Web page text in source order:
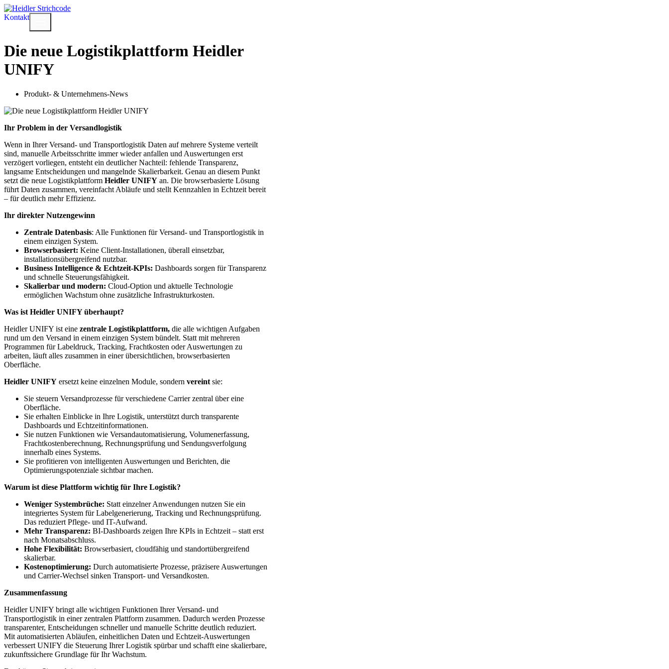
Zum
Inhalt
Kontakt
Die neue Logistikplattform Heidler
UNIFY
Produkt- & Unternehmens-News
Ihr Problem in der Versandlogistik
Wenn in Ihrer Versand- und Transportlogistik Daten auf mehrere Systeme verteilt
sind, manuelle Arbeitsschritte immer wieder anfallen und Auswertungen erst
verzögert vorliegen, entsteht ein deutlicher Nachteil: fehlende Transparenz,
langsame Entscheidungen und mangelnde Skalierbarkeit. Genau an diesem Punkt
setzt die neue Logistikplattform Heidler UNIFY an. Die browserbasierte Lösung
führt Daten zusammen, vereinfacht Abläufe und stellt Kennzahlen in Echtzeit bereit
– für deutlich mehr Effizienz.
Ihr direkter Nutzengewinn
Zentrale Datenbasis: Alle Funktionen für Versand- und Transportlogistik in
einem einzigen System.
Browserbasiert: Keine Client-Installationen, überall einsetzbar,
installationsübergreifend nutzbar.
Business Intelligence & Echtzeit-KPIs: Dashboards sorgen für Transparenz
und schnelle Steuerungsfähigkeit.
Skalierbar und modern: Cloud-Option und aktuelle Technologie
ermöglichen Wachstum ohne zusätzliche Infrastrukturkosten.
Was ist Heidler UNIFY überhaupt?
Heidler UNIFY ist eine zentrale Logistikplattform, die alle wichtigen Aufgaben
rund um den Versand in einem einzigen System bündelt. Statt mit mehreren
Programmen für Labeldruck, Tracking, Frachtkosten oder Auswertungen zu
arbeiten, läuft alles zusammen in einer übersichtlichen, browserbasierten
Oberfläche.
Heidler UNIFY ersetzt keine einzelnen Module, sondern vereint sie:
Sie steuern Versandprozesse für verschiedene Carrier zentral über eine
Oberfläche.
Sie erhalten Einblicke in Ihre Logistik, unterstützt durch transparente
Dashboards und Echtzeitinformationen.
Sie nutzen Funktionen wie Versandautomatisierung, Volumenerfassung,
Frachtkostenberechnung, Rechnungsprüfung und Sendungsverfolgung
innerhalb eines Systems.
Sie profitieren von intelligenten Auswertungen und Berichten, die
Optimierungspotenziale sichtbar machen.
Warum ist diese Plattform wichtig für Ihre Logistik?
Weniger Systembrüche: Statt einzelner Anwendungen nutzen Sie ein
integriertes System für Labelgenerierung, Tracking und Rechnungsprüfung.
Das reduziert Pflege- und IT-Aufwand.
Mehr Transparenz: BI-Dashboards zeigen Ihre KPIs in Echtzeit – statt erst
nach Monatsabschluss.
Hohe Flexibilität: Browserbasiert, cloudfähig und standortübergreifend
skalierbar.
Kostenoptimierung: Durch automatisierte Prozesse, präzisere Auswertungen
und Carrier-Wechsel sinken Transport- und Versandkosten.
Zusammenfassung
Heidler UNIFY bringt alle wichtigen Funktionen Ihrer Versand- und
Transportlogistik in einer zentralen Plattform zusammen. Dadurch werden Prozesse
transparenter, Entscheidungen schneller und manuelle Schritte deutlich reduziert.
Mit automatisierten Abläufen, einheitlichen Daten und Echtzeit-Auswertungen
verbessert UNIFY die Steuerung Ihrer Logistik spürbar und schafft eine skalierbare,
zukunftssichere Grundlage für Ihr Wachstum.